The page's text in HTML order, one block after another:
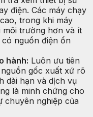
điện. Các máy chạy
trong khi máy
môi trường hơn và ít
nguồn điện ổn
hành: Luôn ưu tiên
gốc xuất xứ rõ
dài hạn và dịch vụ
là minh chứng cho
chuyên nghiệp của